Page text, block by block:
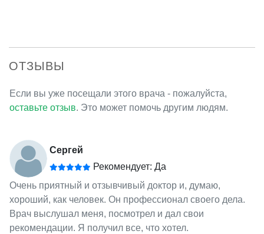
ОТЗЫВЫ
Если вы уже посещали этого врача - пожалуйста,
оставьте отзыв. Это может помочь другим людям.
Сергей
Рекомендует: Да
Очень приятный и отзывчивый доктор и, думаю,
хороший, как человек. Он профессионал своего дела.
Врач выслушал меня, посмотрел и дал свои
рекомендации. Я получил все, что хотел.